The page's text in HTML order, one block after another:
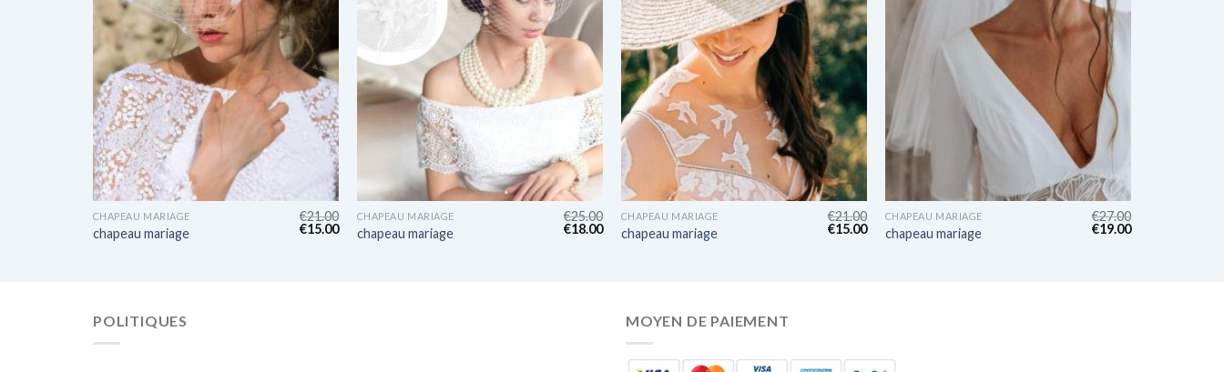
CHAPEAU MARIAGE
chapeau mariage
€21.00
€15.00
CHAPEAU MARIAGE
chapeau mariage
€25.00
€18.00
CHAPEAU MARIAGE
chapeau mariage
€21.00
€15.00
CHAPEAU MARIAGE
chapeau mariage
€27.00
€19.00
POLITIQUES MOYEN DE PAIEMENT